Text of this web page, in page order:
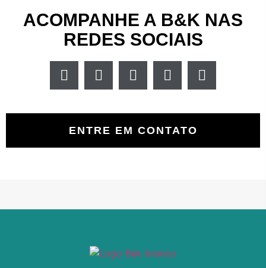
ACOMPANHE A B&K NAS
REDES SOCIAIS
ENTRE EM CONTATO